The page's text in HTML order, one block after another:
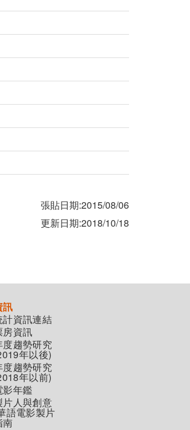
張貼日期:2015/08/06
更新日期:2018/10/18
訊
計資訊連結
房資訊
度趨勢研究
年以後)
度趨勢研究
年以前)
影年鑑
片人與創意
語電影製片
南